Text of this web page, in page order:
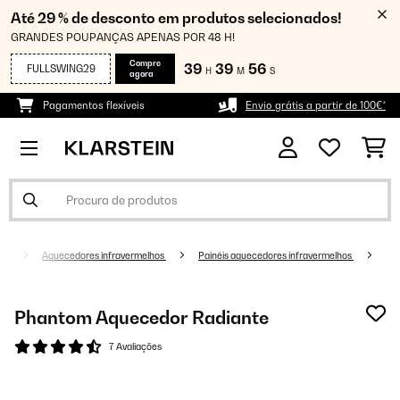
Até 29 % de desconto em produtos selecionados!
GRANDES POUPANÇAS APENAS POR 48 H!
FULLSWING29
Compre
agora
39 H 39 M 56 S
Pagamentos flexíveis Envio grátis a partir de 100€*
Aquecedores infravermelhos Painéis aquecedores infravermelhos
Phantom Aquecedor Radiante
7 Avaliações